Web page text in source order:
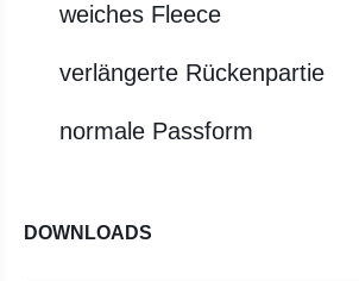
weiches Fleece
verlängerte Rückenpartie
normale Passform
DOWNLOADS